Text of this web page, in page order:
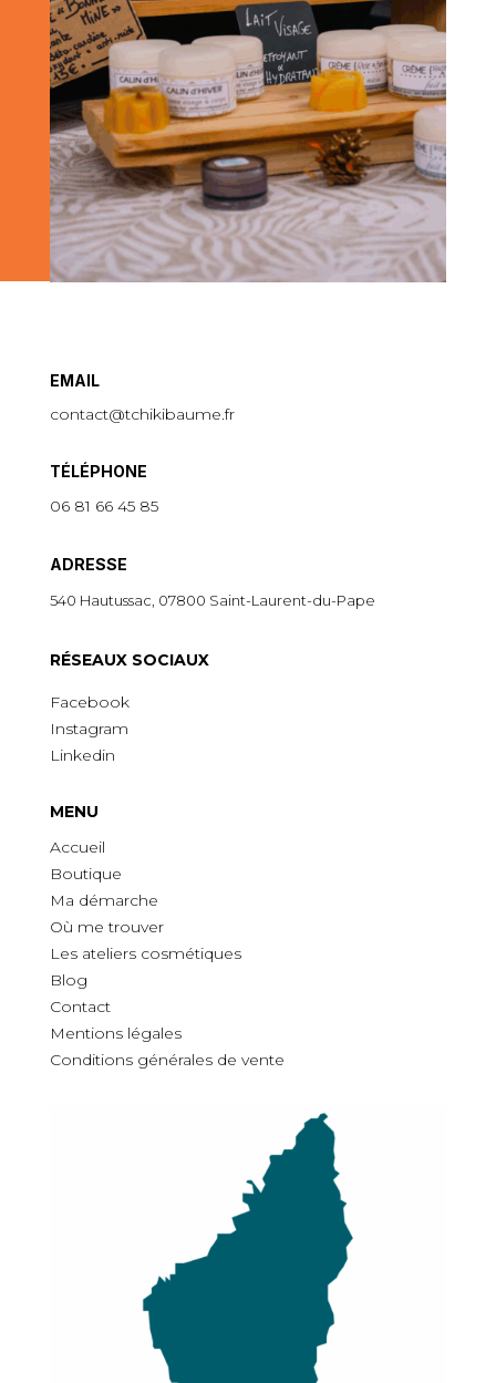
EMAIL
contact@tchikibaume.fr
TÉLÉPHONE
06 81 66 45 85
ADRESSE
540 Hautussac, 07800 Saint-Laurent-du-Pape
RÉSEAUX SOCIAUX
Facebook
Instagram
Linkedin
MENU
Accueil
Boutique
Ma démarche
Où me trouver
Les ateliers cosmétiques
Blog
Contact
Mentions légales
Conditions générales de vente